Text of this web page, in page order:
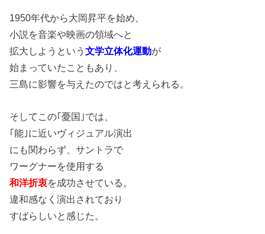
1950年代から大岡昇平を始め、
小説を音楽や映画の領域へと
拡大しようという文学立体化運動が
始まっていたこともあり、
三島に影響を与えたのではと考えられる。
そしてこの｢憂国｣では、
｢能｣に近いヴィジュアル演出
にも関わらず、サントラで
ワーグナーを使用する
和洋折衷を成功させている。
違和感なく演出されており
すばらしいと感じた。